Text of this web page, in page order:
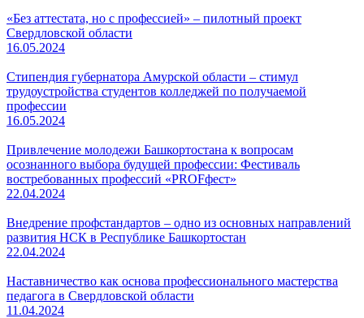
«Без аттестата, но с профессией» – пилотный проект
Свердловской области
16.05.2024
Стипендия губернатора Амурской области – стимул
трудоустройства студентов колледжей по получаемой
профессии
16.05.2024
Привлечение молодежи Башкортостана к вопросам
осознанного выбора будущей профессии: Фестиваль
востребованных профессий «PROFфест»
22.04.2024
Внедрение профстандартов – одно из основных направлений
развития НСК в Республике Башкортостан
22.04.2024
Наставничество как основа профессионального мастерства
педагога в Свердловской области
11.04.2024